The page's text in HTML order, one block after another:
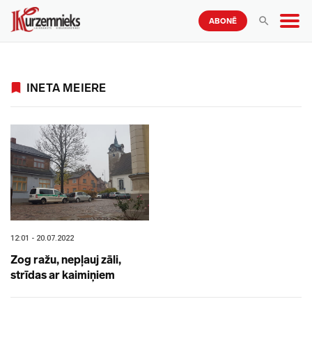
ABONĒ
INETA MEIERE
12:01 - 20.07.2022
Zog ražu, nepļauj zāli,
strīdas ar kaimiņiem